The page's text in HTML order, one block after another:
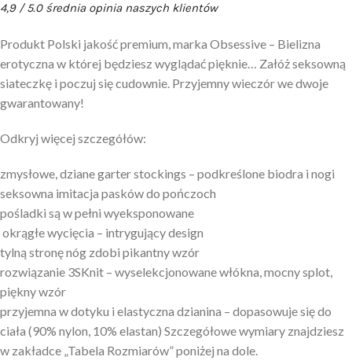
4,9 / 5.0 średnia opinia naszych klientów
Produkt Polski jakość premium, marka Obsessive – Bielizna
erotyczna w której będziesz wyglądać pięknie… Załóż seksowną
siateczkę i poczuj się cudownie. Przyjemny wieczór we dwoje
gwarantowany!
Odkryj więcej szczegółów:
zmysłowe, dziane garter stockings – podkreślone biodra i nogi
seksowna imitacja pasków do pończoch
pośladki są w pełni wyeksponowane
okrągłe wycięcia – intrygujący design
tylną stronę nóg zdobi pikantny wzór
rozwiązanie 3SKnit – wyselekcjonowane włókna, mocny splot,
piękny wzór
przyjemna w dotyku i elastyczna dzianina – dopasowuje się do
ciała (90% nylon, 10% elastan) Szczegółowe wymiary znajdziesz
w zakładce „Tabela Rozmiarów” poniżej na dole.